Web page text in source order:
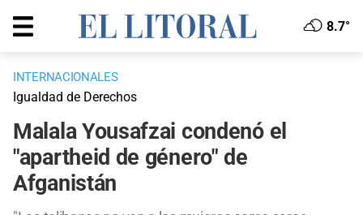
8.7°
INTERNACIONALES
Igualdad de Derechos
Malala Yousafzai condenó el
"apartheid de género" de
Afganistán